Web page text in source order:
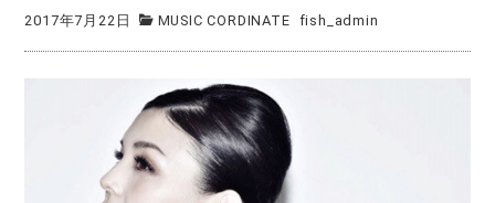
2017年7月22日 MUSIC CORDINATE fish_admin